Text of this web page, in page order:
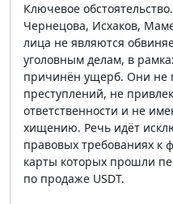
Ключевое
Чернецова, Исхаков,
лица не являются
уголовным делам, в
причинён ущерб. Они не
преступлений, не
ответственности и не
хищению. Речь идёт
правовых требованиях к
карты которых прошли
по продаже USDT.